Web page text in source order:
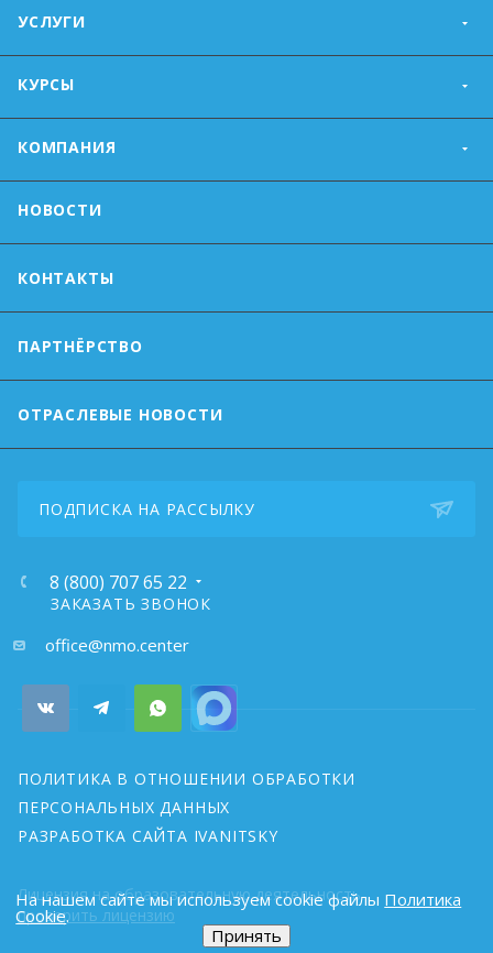
УСЛУГИ
КУРСЫ
КОМПАНИЯ
НОВОСТИ
КОНТАКТЫ
ПАРТНЁРСТВО
ОТРАСЛЕВЫЕ НОВОСТИ
ПОДПИСКА НА РАССЫЛКУ
8 (800) 707 65 22
ЗАКАЗАТЬ ЗВОНОК
почта:office@nmo.center
ПОЛИТИКА В ОТНОШЕНИИ ОБРАБОТКИ
ПЕРСОНАЛЬНЫХ ДАННЫХ
РАЗРАБОТКА САЙТА IVANITSKY
Лицензия на образовательную деятельность
проверить лицензию
На нашем сайте мы используем cookie файлы Политика
Cookie.
Принять